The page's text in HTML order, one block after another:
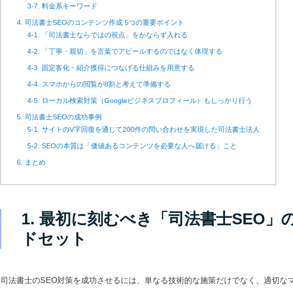
3-7. 料金系キーワード
4. 司法書士SEOのコンテンツ作成 5つの重要ポイント
4-1. 「司法書士ならではの視点」をかならず入れる
4-2. 「丁寧・親切」を言葉でアピールするのではなく体現する
4-3. 固定客化・紹介獲得につなげる仕組みを用意する
4-4. スマホからの閲覧が8割と考えて準備する
4-5. ローカル検索対策（Googleビジネスプロフィール）もしっかり行う
5. 司法書士SEOの成功事例
5-1. サイトのV字回復を通じて200件の問い合わせを実現した司法書士法人
5-2. SEOの本質は「価値あるコンテンツを必要な人へ届ける」こと
6. まとめ
1. 最初に刻むべき「司法書士SEO」
ドセット
司法書士のSEO対策を成功させるには、単なる技術的な施策だけでなく、適切な